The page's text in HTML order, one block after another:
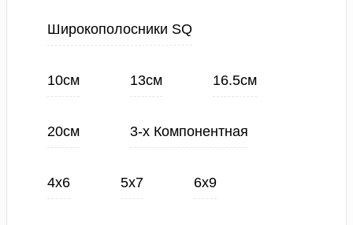
Широкополосники SQ
10см 13см 16.5см
20см 3-х Компонентная
4х6 5х7 6х9